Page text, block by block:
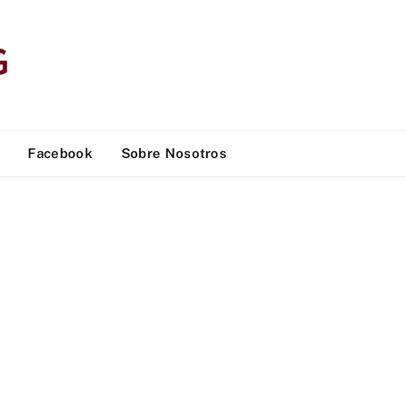
Facebook Sobre Nosotros